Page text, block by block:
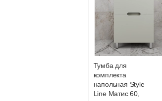
Подъем на этаж.
услуга платная
Доставка в регионы
Тумба для
комплекта
напольная Style
Line Матис 60,